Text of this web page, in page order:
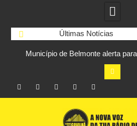
Últimas Notícias
Belmonte alerta para
Cinema ao
agosto
RCC
Ar